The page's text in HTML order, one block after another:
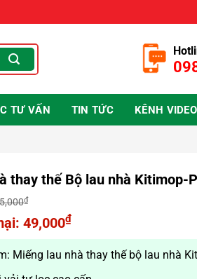
TƯ VẤN TIN TỨC KÊNH VIDEO
thay thế Bộ lau nhà Kitimop-
₫
49,000₫
Miếng lau nhà thay thế bộ lau nhà